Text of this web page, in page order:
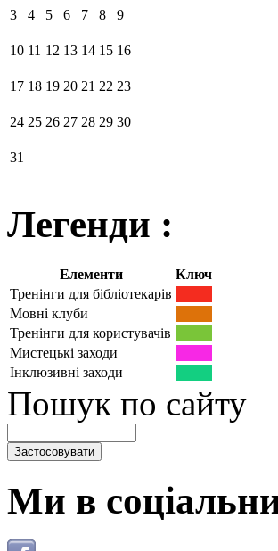
3 4 5 6 7 8 9
10 11 12 13 14 15 16
17 18 19 20 21 22 23
24 25 26 27 28 29 30
31
Легенди :
Елементи
Ключ
Тренінги для бібліотекарів
Мовні клуби
Тренінги для користувачів
Мистецькі заходи
Інклюзивні заходи
Пошук по сайту
Ми в